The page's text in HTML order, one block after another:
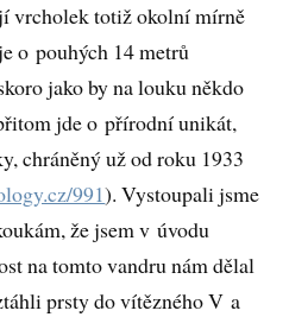
vrcholek totiž okolní mírně
o pouhých 14 metrů
jako by na louku někdo
jde o přírodní unikát,
chráněný už od roku 1933
991). Vystoupali jsme
že jsem v úvodu
na tomto vandru nám dělal
prsty do vítězného V a